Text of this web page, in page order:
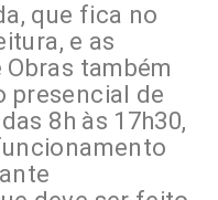
que fica no
e as
também
presencial de
8h às 17h30,